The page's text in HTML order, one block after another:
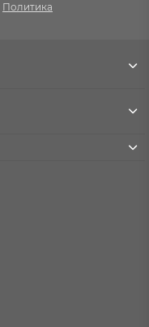
Политика